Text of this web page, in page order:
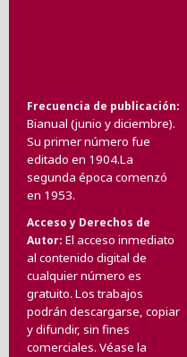
Frecuencia de publicación
Bianual (junio y diciembre).
Su primer número fue
editado en 1904.La
segunda época comenzó
en 1953.
Acceso y Derechos de
Autor El acceso inmediato
al contenido digital de
cualquier número es
gratuito. Los trabajos
podrán descargarse, copiar
y difundir, sin fines
comerciales. Véase la